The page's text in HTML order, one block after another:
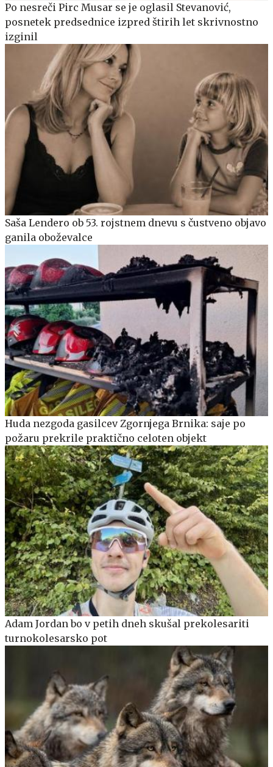
Po nesreči Pirc Musar se je oglasil Stevanović,
posnetek predsednice izpred štirih let skrivnostno
izginil
Saša Lendero ob 53. rojstnem dnevu s čustveno objavo
ganila oboževalce
Huda nezgoda gasilcev Zgornjega Brnika: saje po
požaru prekrile praktično celoten objekt
Adam Jordan bo v petih dneh skušal prekolesariti
turnokolesarsko pot